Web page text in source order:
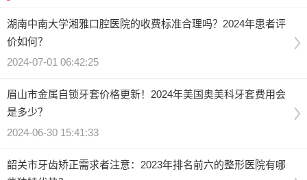
湖南中南大学湘雅口腔医院的收费标准合理吗？2024年患者评
价如何？
2024-07-01 06:42:25
眉山市金属自锁牙套价格更新！2024年美国奥美科牙套费用会
是多少？
2024-06-30 15:41:33
韶关市牙齿矫正需求者注意：2023年排名前六的整形医院有哪